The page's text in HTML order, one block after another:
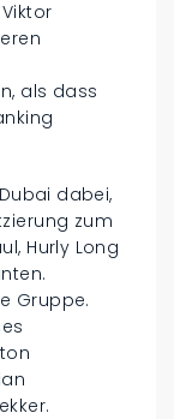
als dass
dabei,
zum
Hurly Long
Gruppe.